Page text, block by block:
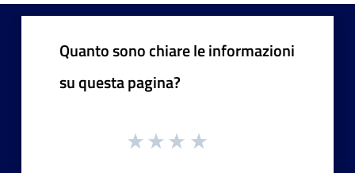
Quanto sono chiare le informazioni
su questa pagina?